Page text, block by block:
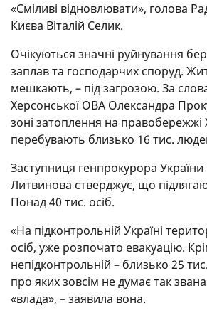
«Сміливі відновлювати», голова
Києва Віталій Селик.
Очікуються значні руйнування
заплав та господарчих споруд.
мешкають, – під загрозою. За
Херсонської ОВА Олександра
зоні затоплення на
перебувають близько 16 тис.
Заступниця генпрокурора України
Литвинова стверджує, що
Понад 40 тис. осіб.
«На підконтрольній Україні
осіб, уже розпочато евакуацію.
непідконтрольній – близько 25
про яких зовсім не думає так
«влада», – заявила вона.